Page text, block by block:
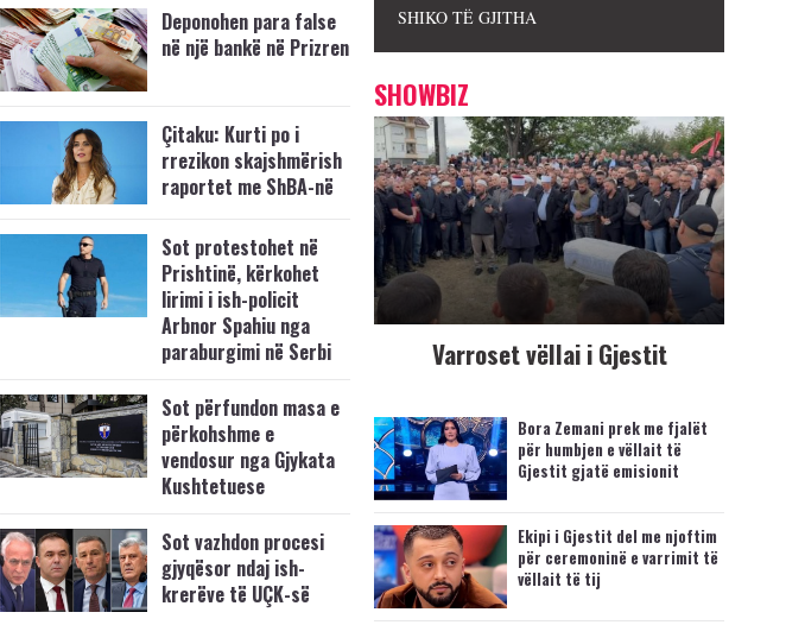
Deponohen para false
në një bankë në Prizren
Çitaku: Kurti po i
rrezikon skajshmërish
raportet me ShBA-në
Sot protestohet në
Prishtinë, kërkohet
lirimi i ish-policit
Arbnor Spahiu nga
paraburgimi në Serbi
Sot përfundon masa e
përkohshme e
vendosur nga Gjykata
Kushtetuese
Sot vazhdon procesi
gjyqësor ndaj ish-
krerëve të UÇK-së
SHIKO TË GJITHA
SHOWBIZ
Varroset vëllai i Gjestit
Bora Zemani prek me fjalët
për humbjen e vëllait të
Gjestit gjatë emisionit
Ekipi i Gjestit del me njoftim
për ceremoninë e varrimit të
vëllait të tij